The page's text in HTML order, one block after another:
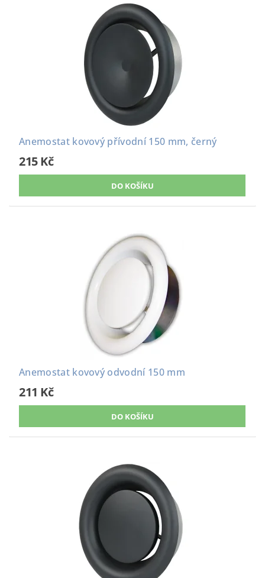
Anemostat kovový přívodní 150 mm, černý
215 Kč
Anemostat kovový odvodní 150 mm
211 Kč